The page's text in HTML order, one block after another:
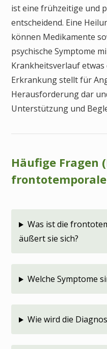
ist eine frühzeitige und
entscheidend. Eine
können Medikamente
psychische Symptome
Krankheitsverlauf
Erkrankung stellt für
Herausforderung dar
Unterstützung und
Häufige Fragen
Was ist die
äußert sie sich?
Welche Symptome
Wie wird die